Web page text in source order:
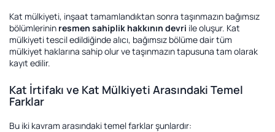
Kat mülkiyeti, inşaat tamamlandıktan sonra taşınmazın bağımsız
bölümlerinin resmen sahiplik hakkının devri ile oluşur. Kat
mülkiyeti tescil edildiğinde alıcı, bağımsız bölüme dair tüm
mülkiyet haklarına sahip olur ve taşınmazın tapusuna tam olarak
kayıt edilir.
Kat İrtifakı ve Kat Mülkiyeti Arasındaki Temel
Farklar
Bu iki kavram arasındaki temel farklar şunlardır: